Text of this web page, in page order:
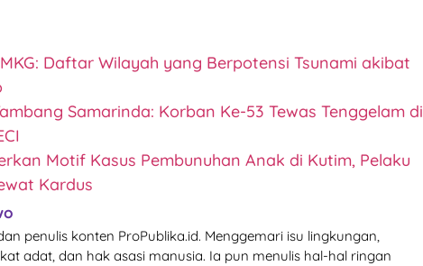
Daftar Wilayah yang Berpotensi Tsunami akibat
Samarinda: Korban Ke-53 Tewas Tenggelam di
Motif Kasus Pembunuhan Anak di Kutim, Pelaku
Kardus
penulis konten ProPublika.id. Menggemari isu lingkungan,
adat, dan hak asasi manusia. Ia pun menulis hal-hal ringan